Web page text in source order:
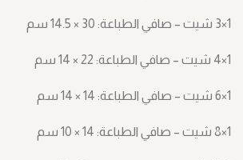
1×3 شيت – صافي الطباعة: ‎14.5 × 30 سم
1×4 شيت – صافي الطباعة: ‎14 × 22 سم
1×6 شيت – صافي الطباعة: ‎14 × 14 سم
1×8 شيت – صافي الطباعة: ‎10 × 14 سم